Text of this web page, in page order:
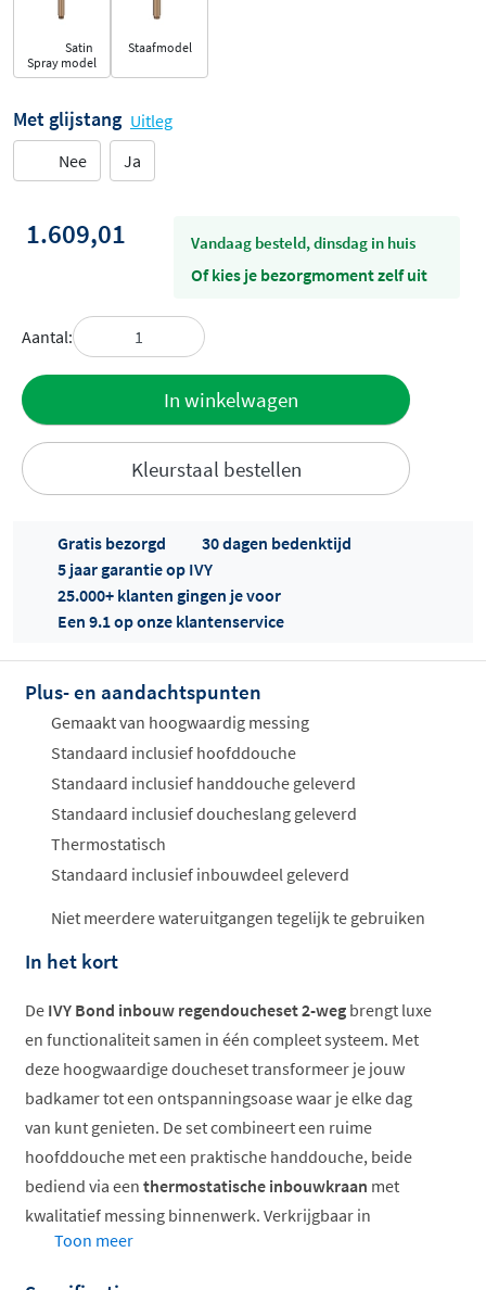
Satin
Spray model
Staafmodel
Met glijstang Uitleg
Nee
Ja
1.609,01 vandaag besteld, dinsdag in huis
Of kies je bezorgmoment zelf uit
Aantal:
In winkelwagen
Kleurstaal bestellen
Offertes
Gratis bezorgd
30 dagen bedenktijd
5 jaar garantie op IVY
25.000+ klanten gingen je voor
Een 9.1 op onze klantenservice
Plus- en aandachtspunten
Gemaakt van hoogwaardig messing
Standaard inclusief hoofddouche
Standaard inclusief handdouche geleverd
Standaard inclusief doucheslang geleverd
Thermostatisch
Standaard inclusief inbouwdeel geleverd
Niet meerdere wateruitgangen tegelijk te gebruiken
In het kort
De IVY Bond inbouw regendoucheset 2-weg brengt luxe
en functionaliteit samen in één compleet systeem. Met
deze hoogwaardige doucheset transformeer je jouw
badkamer tot een ontspanningsoase waar je elke dag
van kunt genieten. De set combineert een ruime
hoofddouche met een praktische handdouche, beide
bediend via een thermostatische inbouwkraan met
kwalitatief messing binnenwerk. Verkrijgbaar in
verschillende afmetingen, bevestigingsmogelijkheden
Toon meer